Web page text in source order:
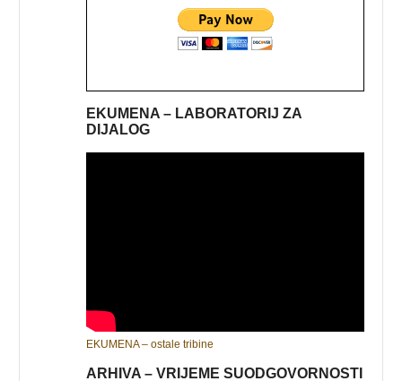
EKUMENA – LABORATORIJ ZA
DIJALOG
EKUMENA – ostale tribine
ARHIVA – VRIJEME SUODGOVORNOSTI